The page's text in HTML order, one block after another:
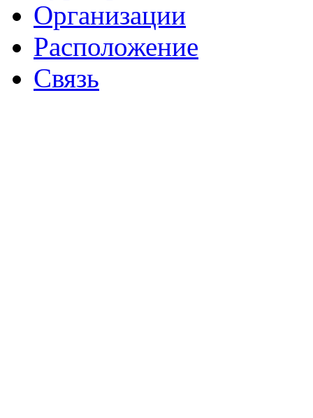
Организации
Расположение
Связь